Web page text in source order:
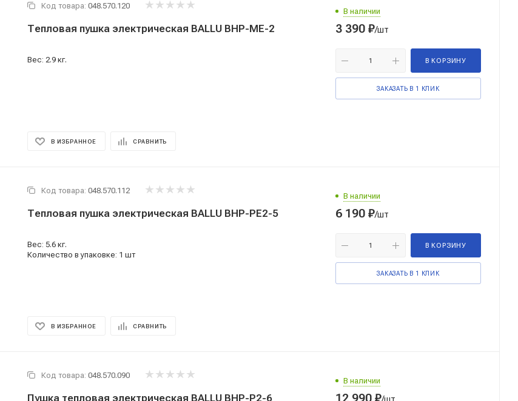
Код товара: 048.570.120
Тепловая пушка электрическая BALLU BHP-ME-2
Вес: 2.9 кг.
В ИЗБРАННОЕ СРАВНИТЬ
В наличии
3 390 ₽/шт
В КОРЗИНУ
ЗАКАЗАТЬ В 1 КЛИК
Код товара: 048.570.112
Тепловая пушка электрическая BALLU BHP-РE2-5
Вес: 5.6 кг.
Количество в упаковке: 1 шт
В ИЗБРАННОЕ СРАВНИТЬ
В наличии
6 190 ₽/шт
В КОРЗИНУ
ЗАКАЗАТЬ В 1 КЛИК
Код товара: 048.570.090
Пушка тепловая электрическая BALLU BHP-P2-6
В наличии